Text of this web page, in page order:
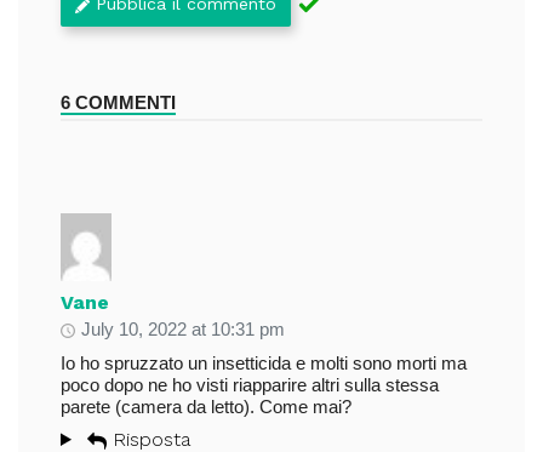
6 COMMENTI
Vane
July 10, 2022 at 10:31 pm
Io ho spruzzato un insetticida e molti sono morti ma
poco dopo ne ho visti riapparire altri sulla stessa
parete (camera da letto). Come mai?
Risposta